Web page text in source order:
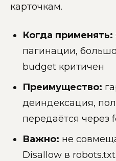
карточкам.
Когда применять:
пагинации,
budget критичен
Преимущество:
деиндексация,
передаётся через
Важно: не
Disallow в